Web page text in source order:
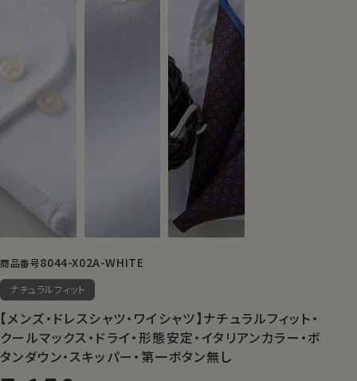
商品番号8044-X02A-WHITE
ナチュラルフィット
【メンズ・ドレスシャツ・ワイシャツ】ナチュラルフィット・
クールマックス・ドライ・形態安定・イタリアンカラー・ボ
タンダウン・スキッパー・第一ボタン無し